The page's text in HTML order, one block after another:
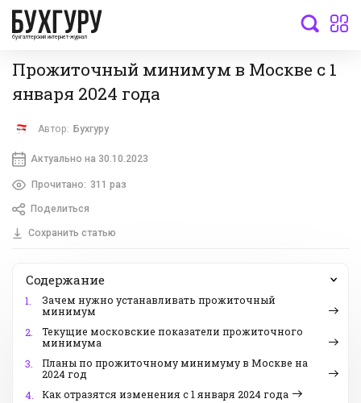
бухгалтерский интернет-журнал
Прожиточный минимум в Москве с 1
января 2024 года
Автор: Бухгуру
Актуально на 30.10.2023
Прочитано: 311 раз
Поделиться
Сохранить статью
Содержание
1.
Зачем нужно устанавливать прожиточный
минимум
2.
Текущие московские показатели прожиточного
минимума
3.
Планы по прожиточному минимуму в Москве на
2024 год
4.
Как отразятся изменения с 1 января 2024 года